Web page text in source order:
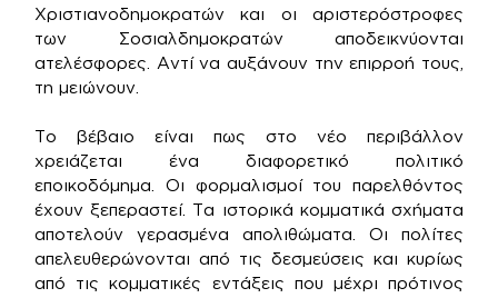
Χριστιανοδημοκρατών και οι αριστερόστροφες
των Σοσιαλδημοκρατών αποδεικνύονται
ατελέσφορες. Αντί να αυξάνουν την επιρροή τους,
τη μειώνουν.
Το βέβαιο είναι πως στο νέο περιβάλλον
χρειάζεται ένα διαφορετικό πολιτικό
εποικοδόμημα. Οι φορμαλισμοί του παρελθόντος
έχουν ξεπεραστεί. Τα ιστορικά κομματικά σχήματα
αποτελούν γερασμένα απολιθώματα. Οι πολίτες
απελευθερώνονται από τις δεσμεύσεις και κυρίως
από τις κομματικές εντάξεις που μέχρι πρότινος